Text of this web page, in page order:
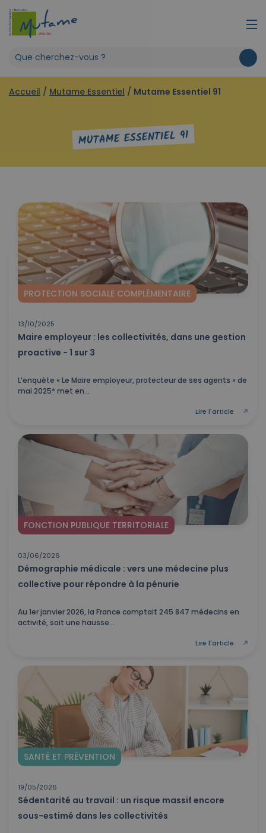
Accueil / Mutame Essentiel / Mutame Essentiel 91
MUTAME ESSENTIEL 91
PROTECTION SOCIALE COMPLÉMENTAIRE
13/10/2025
Maire employeur : les collectivités, dans une gestion
proactive - 1 sur 3
L’enquête « Le Maire employeur, protecteur de ses agents » de
mai 2025* met en...
Lire l'article
FONCTION PUBLIQUE TERRITORIALE
03/06/2026
Démographie médicale : vers une médecine plus
collective pour répondre à la pénurie
Au 1er janvier 2026, la France comptait 245 847 médecins en
activité, soit une hausse...
Lire l'article
SANTÉ ET PRÉVENTION
19/05/2026
Sédentarité au travail : un risque massif encore
sous-estimé dans les collectivités